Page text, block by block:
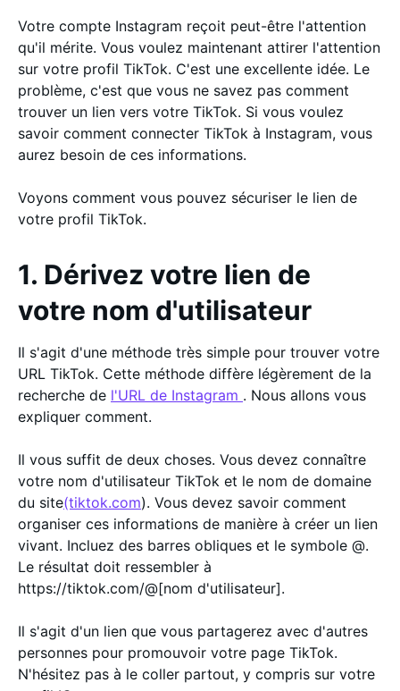
Votre compte Instagram reçoit peut-être l'attention
qu'il mérite. Vous voulez maintenant attirer l'attention
sur votre profil TikTok. C'est une excellente idée. Le
problème, c'est que vous ne savez pas comment
trouver un lien vers votre TikTok. Si vous voulez
savoir comment connecter TikTok à Instagram, vous
aurez besoin de ces informations.
Voyons comment vous pouvez sécuriser le lien de
votre profil TikTok.
1. Dérivez votre lien de
votre nom d'utilisateur
Il s'agit d'une méthode très simple pour trouver votre
URL TikTok. Cette méthode diffère légèrement de la
recherche de l'URL de Instagram . Nous allons vous
expliquer comment.
Il vous suffit de deux choses. Vous devez connaître
votre nom d'utilisateur TikTok et le nom de domaine
du site(tiktok.com). Vous devez savoir comment
organiser ces informations de manière à créer un lien
vivant. Incluez des barres obliques et le symbole @.
Le résultat doit ressembler à
https://tiktok.com/@[nom d'utilisateur].
Il s'agit d'un lien que vous partagerez avec d'autres
personnes pour promouvoir votre page TikTok.
N'hésitez pas à le coller partout, y compris sur votre